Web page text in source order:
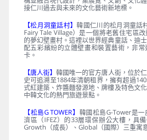
接仁川過去與未來的文化藝術新地標。
【松月洞童話村】韓國仁川的松月洞童話
Fairy Tale Village）是一個將老舊住宅區
的夢幻壁畫村。這裡以世界經典童話、迪
配五彩繽紛的立體壁畫和裝置藝術，非
卡。
【唐人街】韓國唯一的官方唐人街，位於
史可追溯至1884年清朝租界，擁有超過
式紅建築、炸醬麵發源地、牌樓及特色文
中韓文化的熱門旅遊景點。
【松島G TOWER】 韓國松島G-Tower是
濟區（IFEZ）的33層環保辦公大樓，具
Growth（成長）、Global（國際）三重寓